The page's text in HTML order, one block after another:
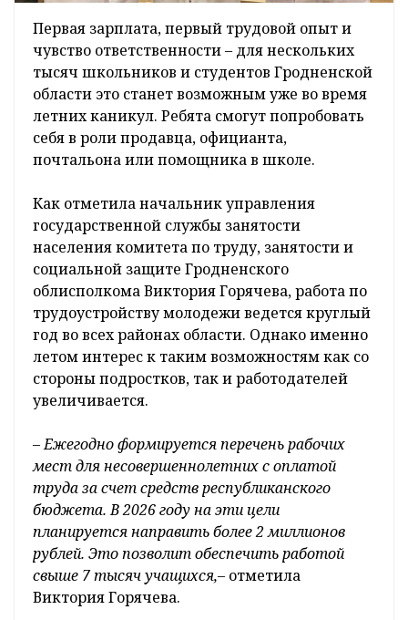
Первая зарплата, первый трудовой опыт и
чувство ответственности – для нескольких
тысяч школьников и студентов Гродненской
области это станет возможным уже во время
летних каникул. Ребята смогут попробовать
себя в роли продавца, официанта,
почтальона или помощника в школе.
Как отметила начальник управления
государственной службы занятости
населения комитета по труду, занятости и
социальной защите Гродненского
облисполкома Виктория Горячева, работа по
трудоустройству молодежи ведется круглый
год во всех районах области. Однако именно
летом интерес к таким возможностям как со
стороны подростков, так и работодателей
увеличивается.
– Ежегодно формируется перечень рабочих
мест для несовершеннолетних с оплатой
труда за счет средств республиканского
бюджета. В 2026 году на эти цели
планируется направить более 2 миллионов
рублей. Это позволит обеспечить работой
свыше 7 тысяч учащихся,– отметила
Виктория Горячева.